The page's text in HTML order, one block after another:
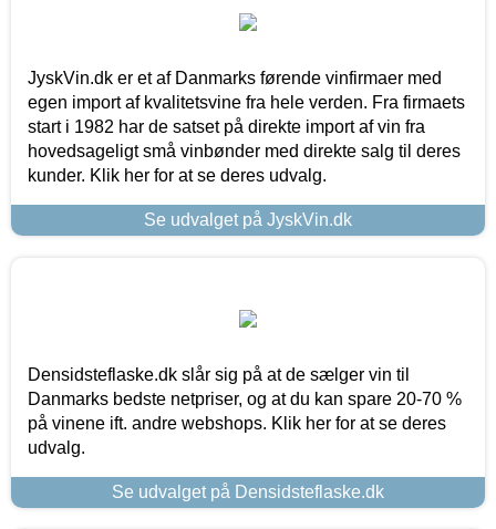
JyskVin.dk er et af Danmarks førende vinfirmaer med
egen import af kvalitetsvine fra hele verden. Fra firmaets
start i 1982 har de satset på direkte import af vin fra
hovedsageligt små vinbønder med direkte salg til deres
kunder. Klik her for at se deres udvalg.
Se udvalget på JyskVin.dk
Densidsteflaske.dk slår sig på at de sælger vin til
Danmarks bedste netpriser, og at du kan spare 20-70 %
på vinene ift. andre webshops. Klik her for at se deres
udvalg.
Se udvalget på Densidsteflaske.dk